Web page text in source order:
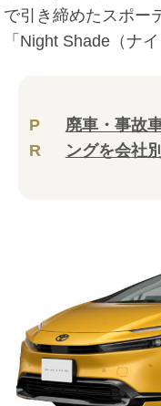
で引き締めたスポー
「Night Shade（ナ
P
R
廃車・事故
ングを会社